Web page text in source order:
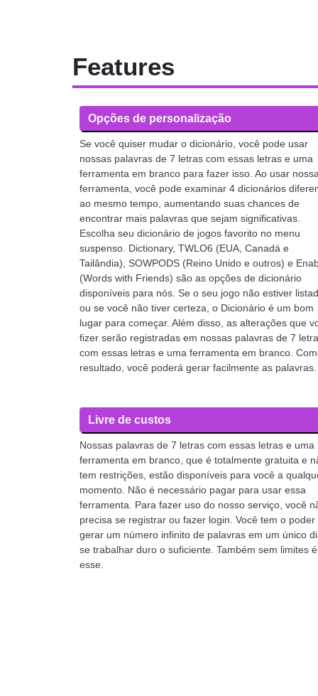
Features
Opções de personalização
Se você quiser mudar o dicionário, você pode usar
nossas palavras de 7 letras com essas letras e uma
ferramenta em branco para fazer isso. Ao usar
ferramenta, você pode examinar 4 dicionários
ao mesmo tempo, aumentando suas chances de
encontrar mais palavras que sejam significativas.
Escolha seu dicionário de jogos favorito no menu
suspenso. Dictionary, TWLO6 (EUA, Canadá e
Tailândia), SOWPODS (Reino Unido e outros) e
(Words with Friends) são as opções de dicionário
disponíveis para nós. Se o seu jogo não estiver
ou se você não tiver certeza, o Dicionário é um bom
lugar para começar. Além disso, as alterações que
fizer serão registradas em nossas palavras de 7
com essas letras e uma ferramenta em branco.
resultado, você poderá gerar facilmente as palavras.
Livre de custos
Nossas palavras de 7 letras com essas letras e uma
ferramenta em branco, que é totalmente gratuita e
tem restrições, estão disponíveis para você a
momento. Não é necessário pagar para usar essa
ferramenta. Para fazer uso do nosso serviço, você
precisa se registrar ou fazer login. Você tem o poder
gerar um número infinito de palavras em um único
se trabalhar duro o suficiente. Também sem limites é
esse.